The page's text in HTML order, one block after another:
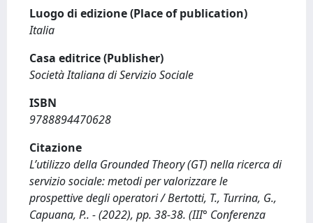
Luogo di edizione (Place of publication)
Italia
Casa editrice (Publisher)
Società Italiana di Servizio Sociale
ISBN
9788894470628
Citazione
L’utilizzo della Grounded Theory (GT) nella ricerca di
servizio sociale: metodi per valorizzare le
prospettive degli operatori / Bertotti, T., Turrina, G.,
Capuana, P.. - (2022), pp. 38-38. (III° Conferenza